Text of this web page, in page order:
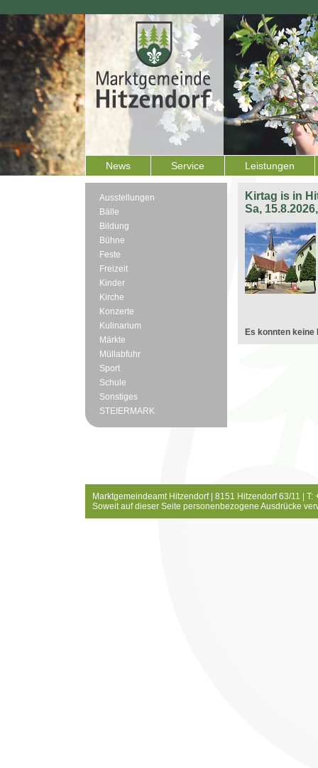
News Service Leistungen
Ausstellungen
Bälle
Bildung
Bühne
Feste
Freizeit
Kinder
Kirche
Konzerte
Kulinarium
Märkte
Müllabfuhr
Sport
Schule
Sonstiges
STEIERMARK
Kirtag is in
Sa,
Es konnten keine
Marktgemeindeamt Hitzendorf | 8151 Hitzendorf 63/11 |
Soweit auf dieser Seite personenbezogene Ausdrücke